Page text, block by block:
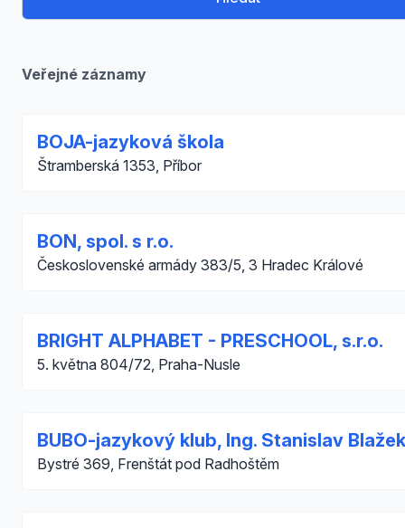
Veřejné záznamy
BOJA-jazyková škola
Štramberská 1353, Příbor
BON, spol. s r.o.
Československé armády 383/5, 3 Hradec Králové
BRIGHT ALPHABET - PRESCHOOL, s.r.o.
5. května 804/72, Praha-Nusle
BUBO-jazykový klub, Ing. Stanislav Blažek
Bystré 369, Frenštát pod Radhoštěm